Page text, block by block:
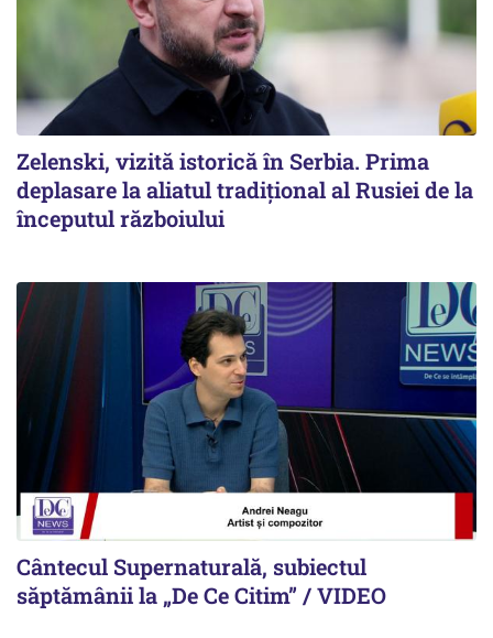
Zelenski, vizită istorică în Serbia. Prima
deplasare la aliatul tradițional al Rusiei de la
începutul războiului
Cântecul Supernaturală, subiectul
săptămânii la „De Ce Citim” / VIDEO